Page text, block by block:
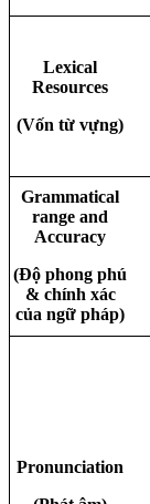
Lexical
Resources
(Vốn từ vựng)
Grammatical
range and
Accuracy
(Độ phong phú
& chính xác
của ngữ pháp)
Pronunciation